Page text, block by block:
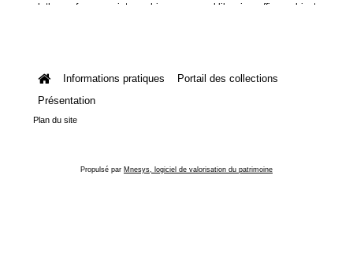
plethora of manuscripts, archives, personal libraries, offices, objects
Informations pratiques
Portail des collections
Présentation
Plan du site
Propulsé par Mnesys, logiciel de valorisation du patrimoine